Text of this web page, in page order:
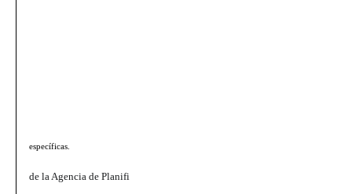
específicas.
de la Agencia de Planifi